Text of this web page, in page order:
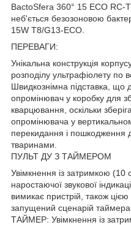
BactoSfera 360° 15 ECO RC-
неб'ється безозоновою
15W T8/G13-ECO.
ПЕРЕВАГИ:
Унікальна конструкція
розподілу ультрафіолету по
Швидкознімна підставка, що
опромінювач у коробку для
кварцювання, оскільки
опромінювача у
перекидання і пошкодження
тваринами.
ПУЛЬТ ДУ З ТАЙМЕРОМ
Увімкнення із затримкою (10
наростаючої звукової
вимикає пристрій, також
запущений сценарій таймера
ТАЙМЕР: Увімкнення із